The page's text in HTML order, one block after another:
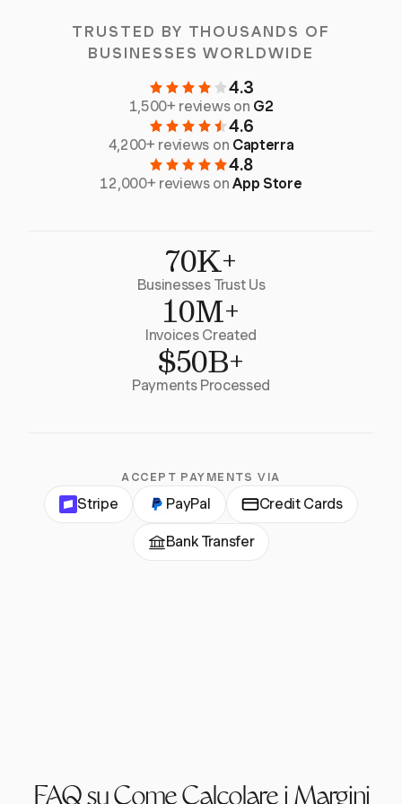
TRUSTED BY THOUSANDS OF
BUSINESSES WORLDWIDE
4.3
1,500+ reviews on G2
4.6
4,200+ reviews on Capterra
4.8
12,000+ reviews onApp Store
70K+
Businesses Trust Us
10M+
Invoices Created
$50B+
Payments Processed
ACCEPT PAYMENTS VIA
Stripe PayPal Credit Cards
Bank Transfer